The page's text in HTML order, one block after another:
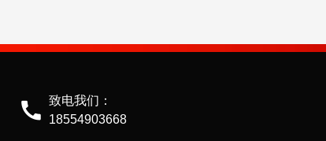
致电我们：
18554903668